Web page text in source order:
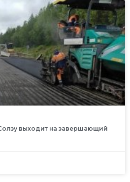
выходит на завершающий